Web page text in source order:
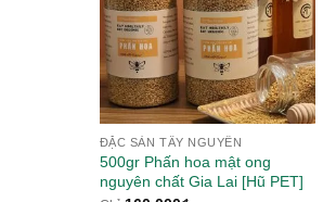
ĐẶC SẢN TÂY NGUYÊN
500gr Phấn hoa mật ong
nguyên chất Gia Lai [Hũ PET]